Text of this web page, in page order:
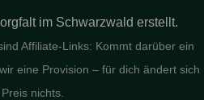
im Schwarzwald erstellt.
Affiliate-Links: Kommt darüber ein
eine Provision – für dich ändert sich
nichts.